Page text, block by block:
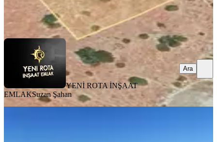
YENİ ROTA İNŞAAT EMLAK Suzan Şahan
Ara
YENİ ROTA İNŞAAT
EMLAKSuzan Şahan
Ara